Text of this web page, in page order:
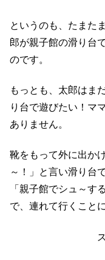
というのも、たまた
郎が親子館の滑り台
のです。
もっとも、太郎はま
り台で遊びたい！マ
ありません。
靴をもって外に出か
～！」と言い滑り台
「親子館でシュ～す
で、連れて行くこと